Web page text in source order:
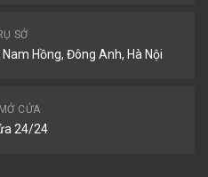
SỞ
Hồng, Đông Anh, Hà Nội
CỬA
24/24